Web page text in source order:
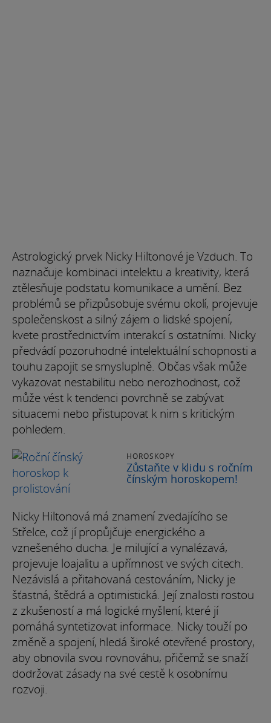
Astrologický prvek Nicky Hiltonové je Vzduch. To
naznačuje kombinaci intelektu a kreativity, která
ztělesňuje podstatu komunikace a umění. Bez
problémů se přizpůsobuje svému okolí, projevuje
společenskost a silný zájem o lidské spojení,
kvete prostřednictvím interakcí s ostatními. Nicky
předvádí pozoruhodné intelektuální schopnosti a
touhu zapojit se smysluplně. Občas však může
vykazovat nestabilitu nebo nerozhodnost, což
může vést k tendenci povrchně se zabývat
situacemi nebo přistupovat k nim s kritickým
pohledem.
HOROSKOPY
Zůstaňte v klidu s ročním
čínským horoskopem!
Nicky Hiltonová má znamení zvedajícího se
Střelce, což jí propůjčuje energického a
vznešeného ducha. Je milující a vynalézavá,
projevuje loajalitu a upřímnost ve svých citech.
Nezávislá a přitahovaná cestováním, Nicky je
šťastná, štědrá a optimistická. Její znalosti rostou
z zkušeností a má logické myšlení, které jí
pomáhá syntetizovat informace. Nicky touží po
změně a spojení, hledá široké otevřené prostory,
aby obnovila svou rovnováhu, přičemž se snaží
dodržovat zásady na své cestě k osobnímu
rozvoji.